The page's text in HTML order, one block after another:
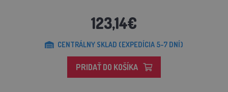
123,14€
CENTRÁLNY SKLAD (EXPEDÍCIA 5-7 DNÍ)
PRIDAŤ DO KOŠÍKA